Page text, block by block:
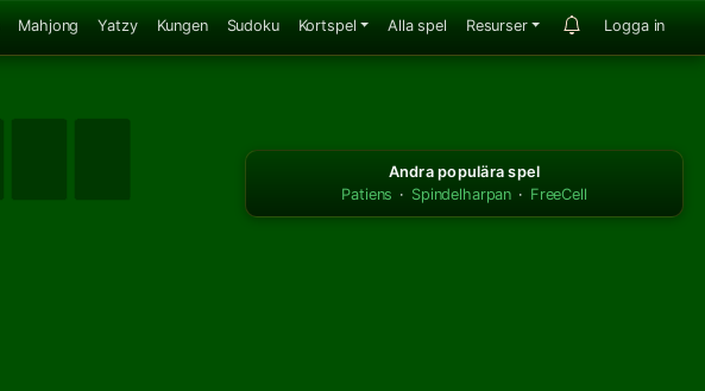
Mahjong Yatzy Kungen Sudoku Kortspel Alla spel Resurser Logga in
Andra populära spel
Patiens · Spindelharpan · FreeCell